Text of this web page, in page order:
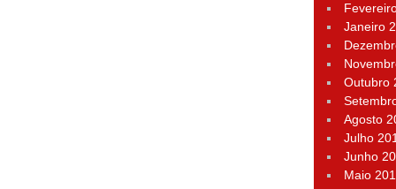
Janeiro
Outubro
Agosto
Julho
Junho
Maio